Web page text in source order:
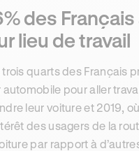
des
lieu de travail
trois quarts des Français
automobile pour aller
leur voiture et 2019,
des usagers de la
par rapport à